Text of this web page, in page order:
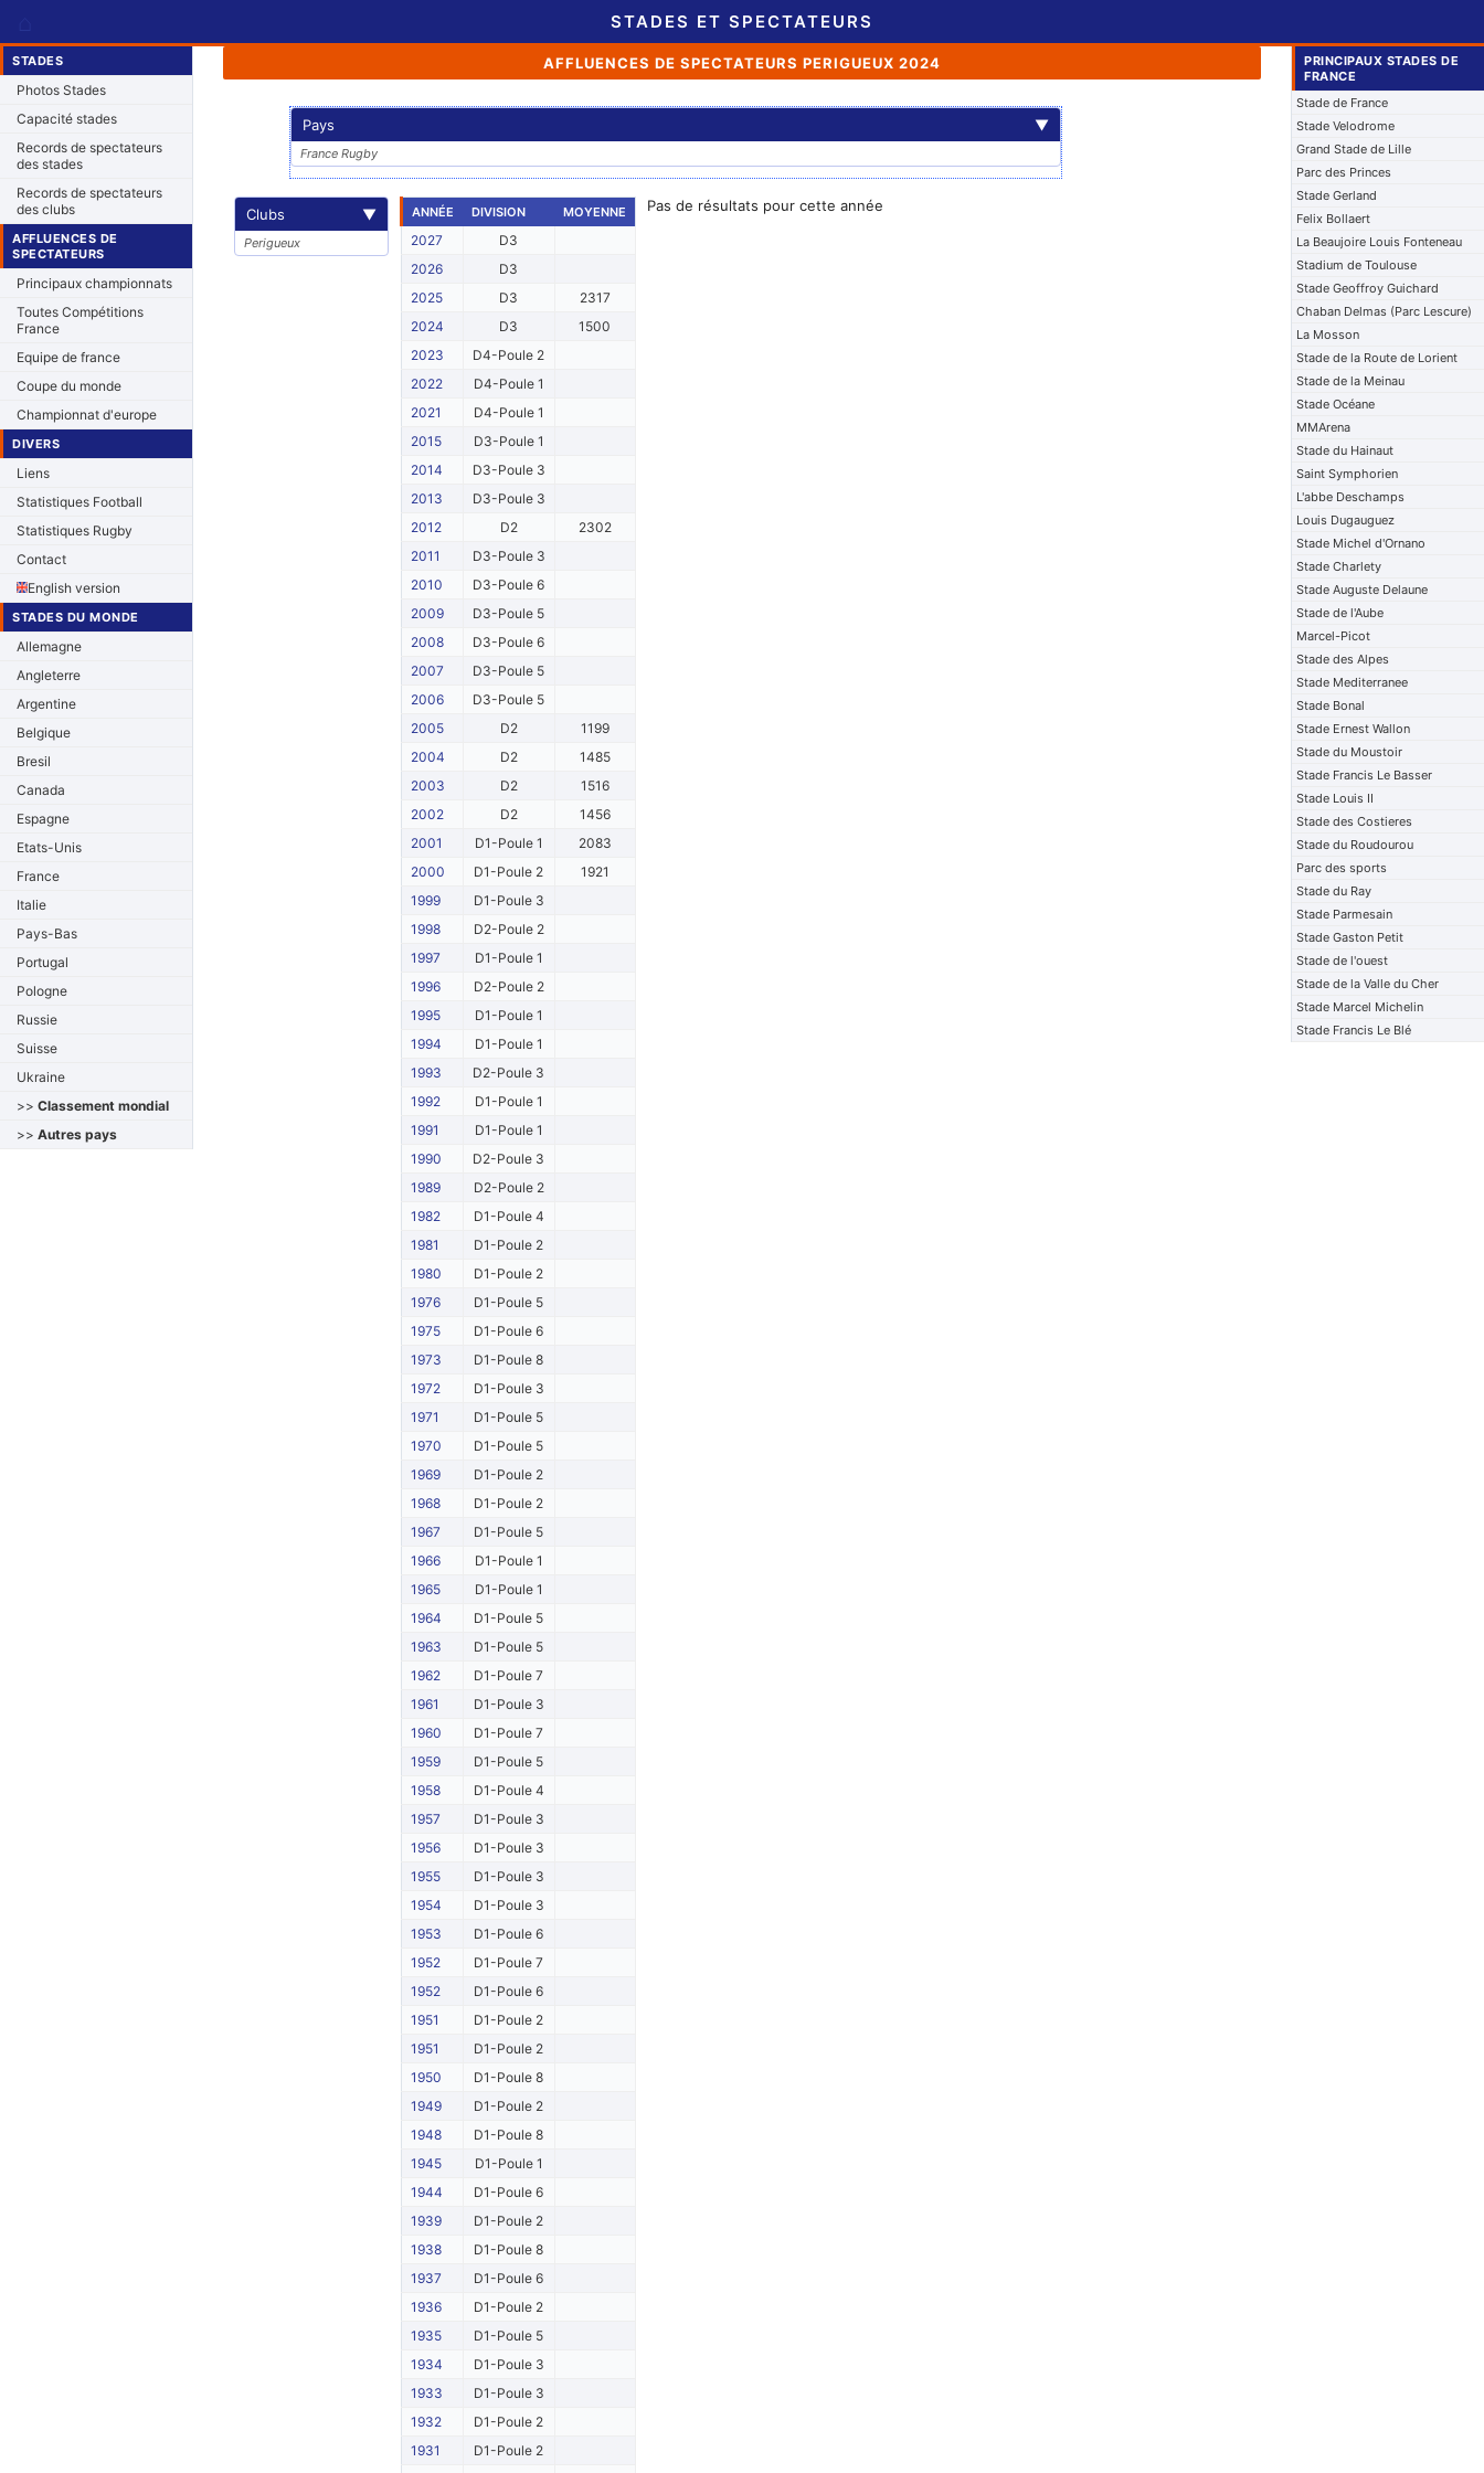
STADES ET SPECTATEURS
STADES
Photos Stades
Capacité stades
Records de spectateurs
des stades
Records de spectateurs
des clubs
AFFLUENCES DE
SPECTATEURS
Principaux championnats
Toutes Compétitions
France
Equipe de france
Coupe du monde
Championnat d'europe
DIVERS
Liens
Statistiques Football
Statistiques Rugby
Contact
English version
STADES DU MONDE
Allemagne
Angleterre
Argentine
Belgique
Bresil
Canada
Espagne
Etats-Unis
France
Italie
Pays-Bas
Portugal
Pologne
Russie
Suisse
Ukraine
>> Classement mondial
>> Autres pays
AFFLUENCES DE SPECTATEURS PERIGUEUX 2024
Pays ▼
France Rugby
Clubs ▼
Perigueux
ANNÉE DIVISION MOYENNE
2027
D3
2026
D3
2025
D3
2317
2024
D3
1500
2023
D4-Poule 2
2022
D4-Poule 1
2021
D4-Poule 1
2015
D3-Poule 1
2014
D3-Poule 3
2013
D3-Poule 3
2012
D2
2302
2011
D3-Poule 3
2010
D3-Poule 6
2009
D3-Poule 5
2008
D3-Poule 6
2007
D3-Poule 5
2006
D3-Poule 5
2005
D2
1199
2004
D2
1485
2003
D2
1516
2002
D2
1456
2001
D1-Poule 1
2083
2000
D1-Poule 2
1921
1999
D1-Poule 3
1998
D2-Poule 2
1997
D1-Poule 1
1996
D2-Poule 2
1995
D1-Poule 1
1994
D1-Poule 1
1993
D2-Poule 3
1992
D1-Poule 1
1991
D1-Poule 1
1990
D2-Poule 3
1989
D2-Poule 2
1982
D1-Poule 4
1981
D1-Poule 2
1980
D1-Poule 2
1976
D1-Poule 5
1975
D1-Poule 6
1973
D1-Poule 8
1972
D1-Poule 3
1971
D1-Poule 5
1970
D1-Poule 5
1969
D1-Poule 2
1968
D1-Poule 2
1967
D1-Poule 5
1966
D1-Poule 1
1965
D1-Poule 1
1964
D1-Poule 5
1963
D1-Poule 5
1962
D1-Poule 7
1961
D1-Poule 3
1960
D1-Poule 7
1959
D1-Poule 5
1958
D1-Poule 4
1957
D1-Poule 3
1956
D1-Poule 3
1955
D1-Poule 3
1954
D1-Poule 3
1953
D1-Poule 6
1952
D1-Poule 7
1952
D1-Poule 6
1951
D1-Poule 2
1951
D1-Poule 2
1950
D1-Poule 8
1949
D1-Poule 2
1948
D1-Poule 8
1945
D1-Poule 1
1944
D1-Poule 6
1939
D1-Poule 2
1938
D1-Poule 8
1937
D1-Poule 6
1936
D1-Poule 2
1935
D1-Poule 5
1934
D1-Poule 3
1933
D1-Poule 3
1932
D1-Poule 2
1931
D1-Poule 2
Pas de résultats pour cette année
PRINCIPAUX STADES DE
FRANCE
Stade de France
Stade Velodrome
Grand Stade de Lille
Parc des Princes
Stade Gerland
Felix Bollaert
La Beaujoire Louis Fonteneau
Stadium de Toulouse
Stade Geoffroy Guichard
Chaban Delmas (Parc Lescure)
La Mosson
Stade de la Route de Lorient
Stade de la Meinau
Stade Océane
MMArena
Stade du Hainaut
Saint Symphorien
L'abbe Deschamps
Louis Dugauguez
Stade Michel d'Ornano
Stade Charlety
Stade Auguste Delaune
Stade de l'Aube
Marcel-Picot
Stade des Alpes
Stade Mediterranee
Stade Bonal
Stade Ernest Wallon
Stade du Moustoir
Stade Francis Le Basser
Stade Louis II
Stade des Costieres
Stade du Roudourou
Parc des sports
Stade du Ray
Stade Parmesain
Stade Gaston Petit
Stade de l'ouest
Stade de la Valle du Cher
Stade Marcel Michelin
Stade Francis Le Blé